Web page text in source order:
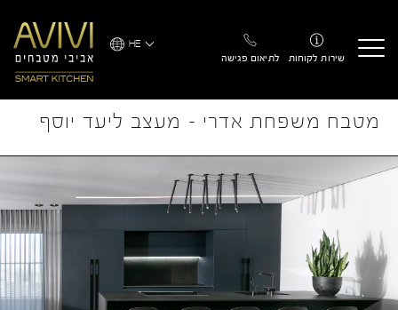
content
HE
שירות לקוחות
לתיאום פגישה
מטבח משפחת אדרי – מעצב ליעד יוסף